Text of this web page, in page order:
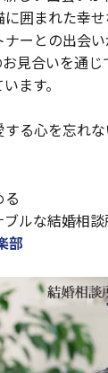
囲まれた幸
ーとの出会
見合いを通
ます。
る心を忘れな
る
ルな結婚相
部